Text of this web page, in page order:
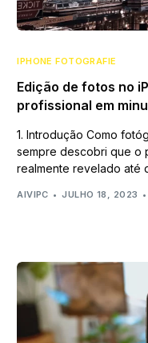
IPHONE FOTOGRAFIE
Edição de fotos no
profissional em
1. Introdução Como
sempre descobri que o
realmente revelado até
AIVIPC JULHO 18, 2023